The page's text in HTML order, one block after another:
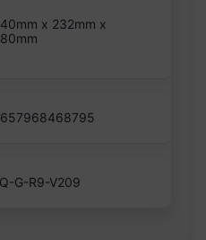
x 232mm x
G-R9-V209